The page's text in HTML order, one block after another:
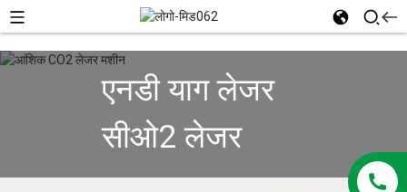
एनडी याग लेजर
सीओ2 लेजर